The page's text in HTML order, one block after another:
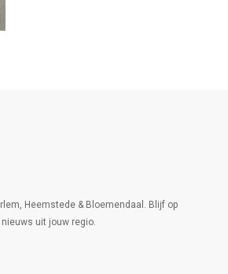
Heemstede & Bloemendaal. Blijf op
uit jouw regio.